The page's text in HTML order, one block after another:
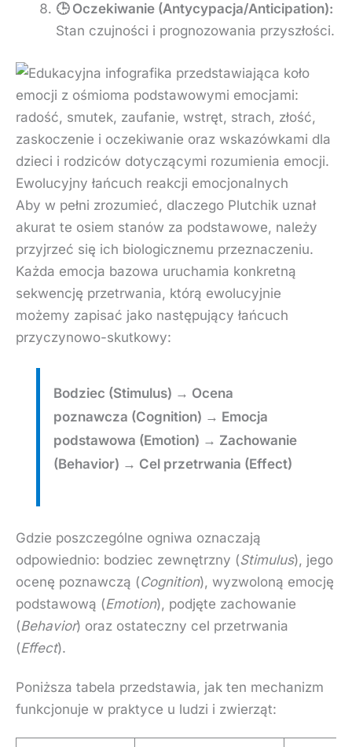
🕒 Oczekiwanie (Antycypacja/Anticipation):
Stan czujności i prognozowania przyszłości.
Ewolucyjny łańcuch reakcji emocjonalnych
Aby w pełni zrozumieć, dlaczego Plutchik uznał
akurat te osiem stanów za podstawowe, należy
przyjrzeć się ich biologicznemu przeznaczeniu.
Każda emocja bazowa uruchamia konkretną
sekwencję przetrwania, którą ewolucyjnie
możemy zapisać jako następujący łańcuch
przyczynowo-skutkowy:
Bodziec (Stimulus) → Ocena
poznawcza (Cognition) → Emocja
podstawowa (Emotion) → Zachowanie
(Behavior) → Cel przetrwania (Effect)
Gdzie poszczególne ogniwa oznaczają
odpowiednio: bodziec zewnętrzny (Stimulus), jego
ocenę poznawczą (Cognition), wyzwoloną emocję
podstawową (Emotion), podjęte zachowanie
(Behavior) oraz ostateczny cel przetrwania
(Effect).
Poniższa tabela przedstawia, jak ten mechanizm
funkcjonuje w praktyce u ludzi i zwierząt: